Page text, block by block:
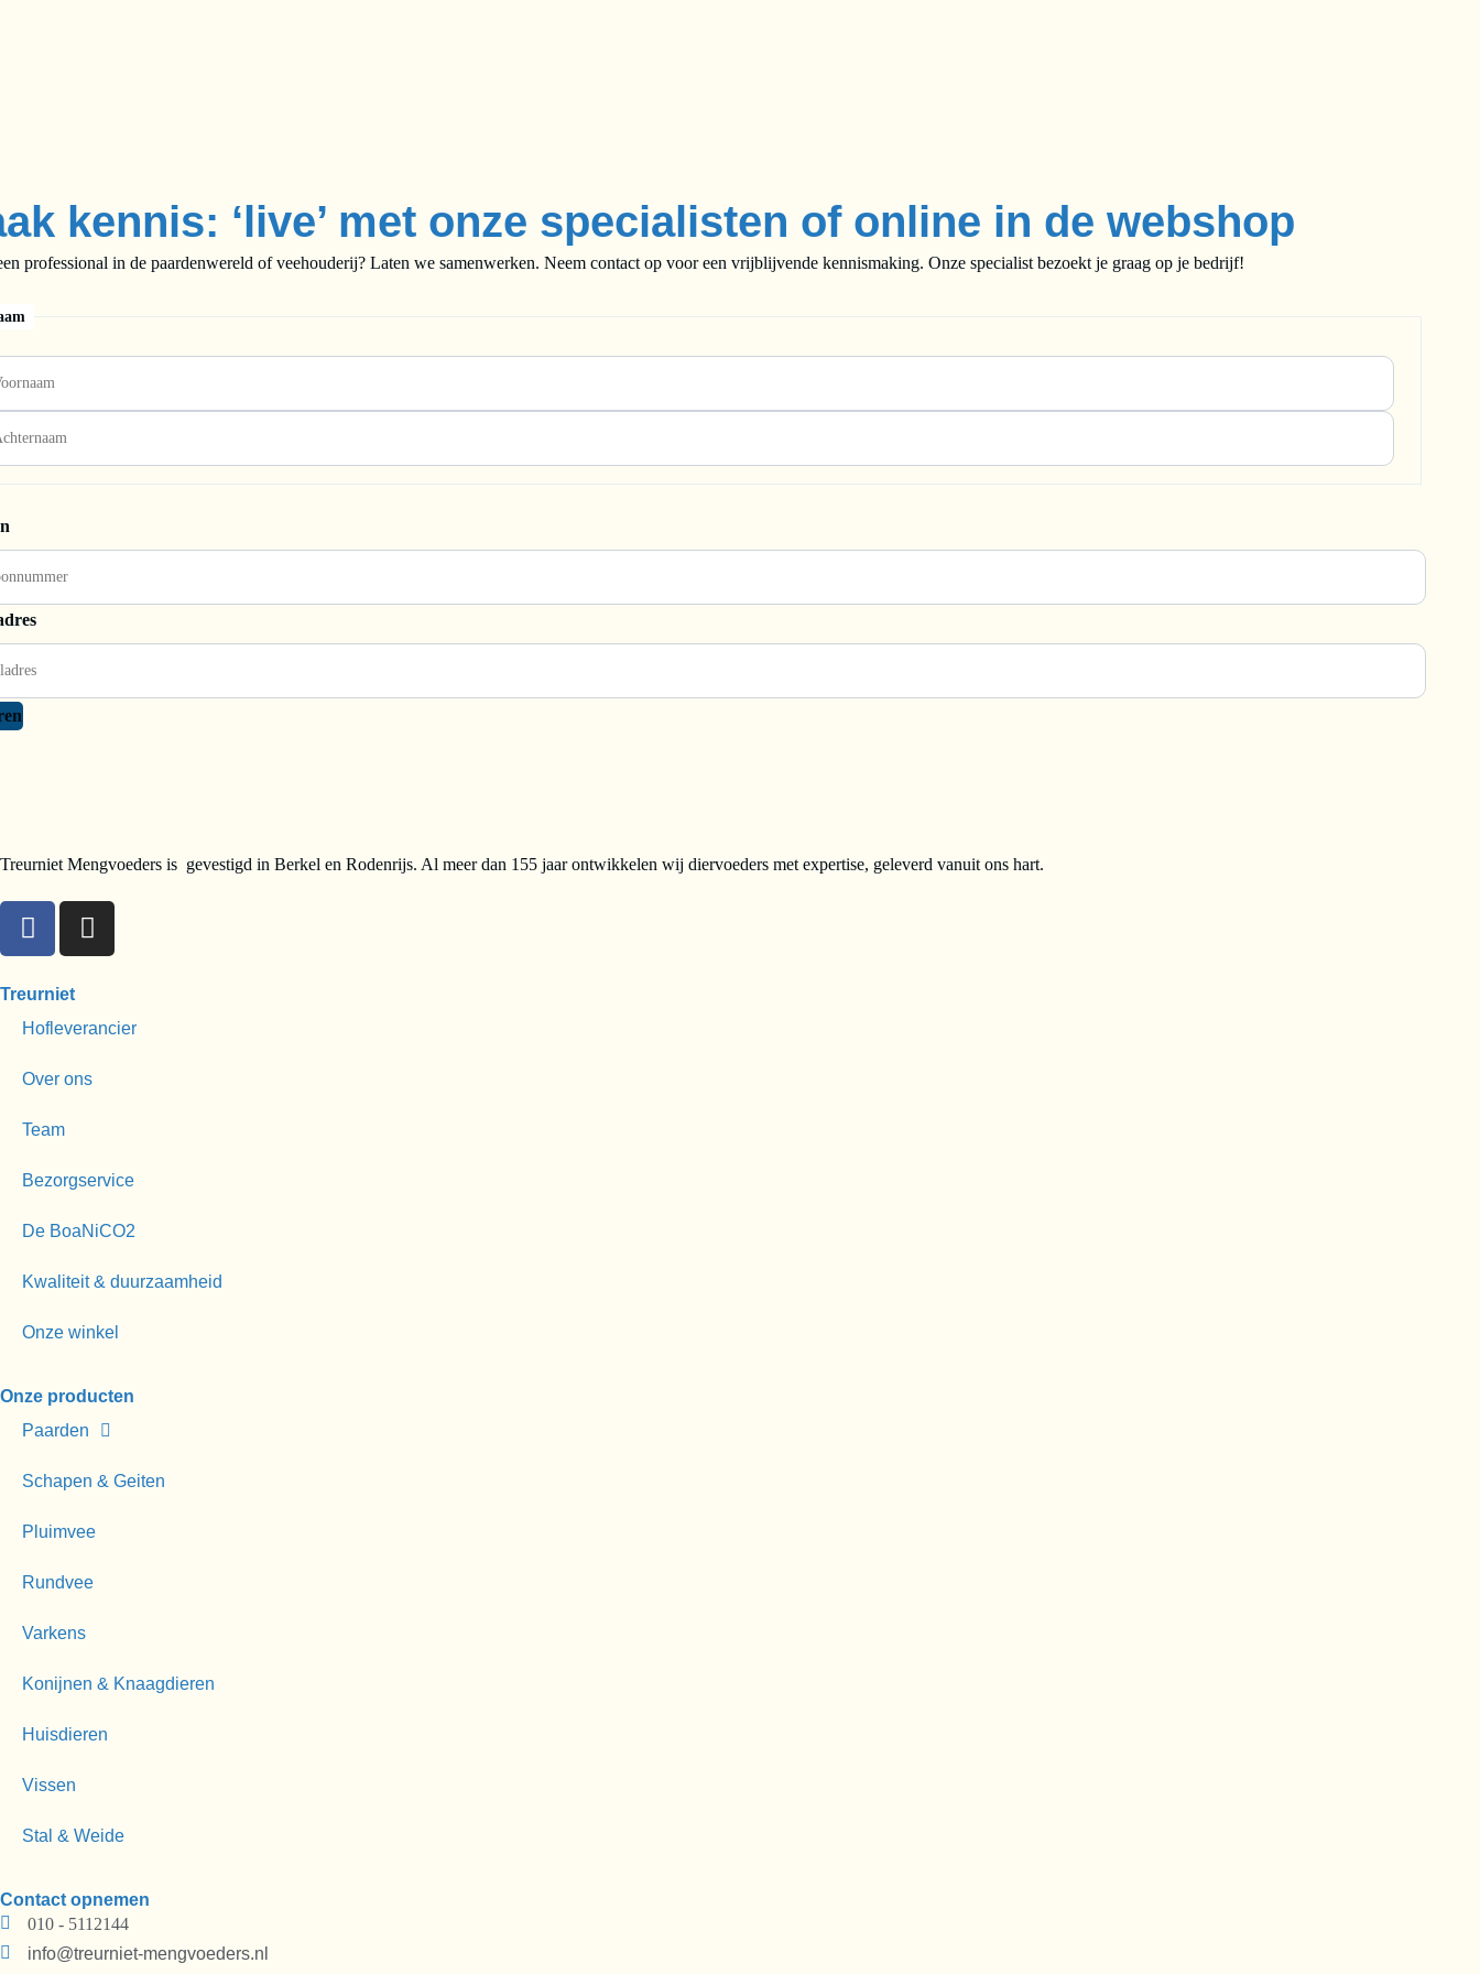
kennis: ‘live’ met onze specialisten of online in de webshop
professional in de paardenwereld of veehouderij? Laten we samenwerken. Neem contact op voor een vrijblijvende kennismaking. Onze specialist bezoekt je graag op je bedrijf!
Treurniet Mengvoeders is gevestigd in Berkel en Rodenrijs. Al meer dan 155 jaar ontwikkelen wij diervoeders met expertise, geleverd vanuit ons hart.
Treurniet
Hofleverancier
Over ons
Team
Bezorgservice
De BoaNiCO2
Kwaliteit & duurzaamheid
Onze winkel
Onze producten
Paarden
Schapen & Geiten
Pluimvee
Rundvee
Varkens
Konijnen & Knaagdieren
Huisdieren
Vissen
Stal & Weide
Contact opnemen
010 - 5112144
info@treurniet-mengvoeders.nl